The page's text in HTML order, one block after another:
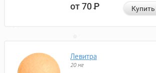
от 70Р Купить
Левитра
20 мг